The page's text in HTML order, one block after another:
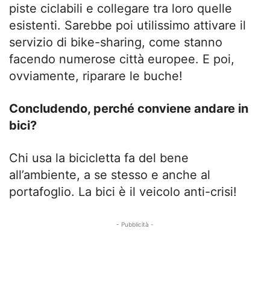
piste ciclabili e collegare tra loro quelle
esistenti. Sarebbe poi utilissimo attivare il
servizio di bike-sharing, come stanno
facendo numerose città europee. E poi,
ovviamente, riparare le buche!
Concludendo, perché conviene andare in
bici?
Chi usa la bicicletta fa del bene
all’ambiente, a se stesso e anche al
portafoglio. La bici è il veicolo anti-crisi!
- Pubblicità -